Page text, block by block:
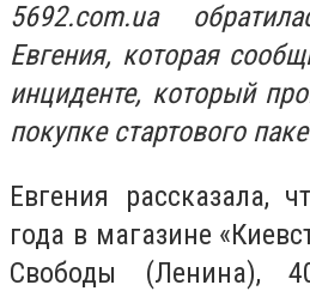
5692.com.ua
Евгения, которая
инциденте, который
покупке стартового
Евгения рассказала,
года в магазине
Свободы (Ленина),